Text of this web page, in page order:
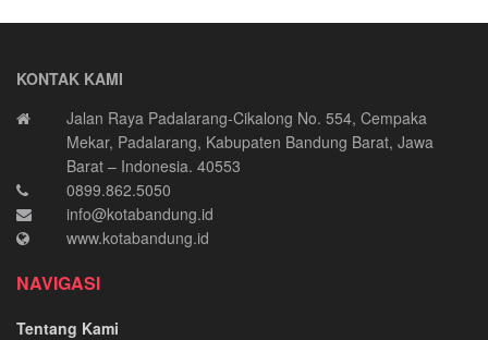
KONTAK KAMI
Jalan Raya Padalarang-Cikalong No. 554, Cempaka
Mekar, Padalarang, Kabupaten Bandung Barat, Jawa
Barat – Indonesia. 40553
0899.862.5050
info@kotabandung.id
www.kotabandung.id
NAVIGASI
Tentang Kami